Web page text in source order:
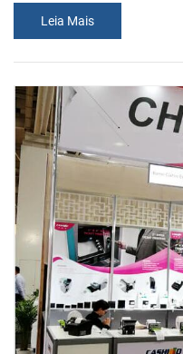
estande: Nº 3210, Sala B
Areias Ave., Las Vegas, NV
Leia Mais